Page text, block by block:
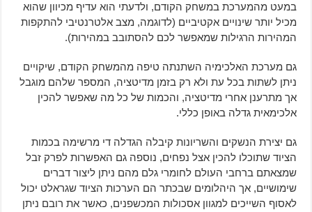
במעט מהמערכת במשחק הקודם, ולדעתי הוא עדיף מכיוון שהוא
מכיל יותר שינויים אקטיביים (לדוגמה, מצב אלטרנטיבי להתקפות
המהירות הרגילות שמאפשר לכם להסתובב במהירות).
גם מערכת האלכימיה השתנתה טיפה מהמשחק הקודם, שיקויים
ניתן לשתות בכל עת ולא רק בזמן מדיטציה, המספר שלהם מוגבל
אך מתרענן אחרי מדיטציה, והכמות של כל מה שאפשר להכין
אלכימאית גדלה באופן כללי.
גם יצירת הנשקים והשריונות קיבלה הגדלה די מרשימה בכמות
הציוד שתוכלו להכין אצל נפחים, נוספה גם האפשרות לפרק זבל
שמצאתם ברחבי העולם לחומרי גלם מהם ניתן ליצור דברים
שימושיים, אך היהלומים שבכתר הם הערכות הציוד שגראלט יכול
לאסוף השייכים למגוון אסכולות המכשפנים, כאשר את רובם ניתן